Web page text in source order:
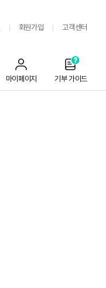
회원가입 고객센터
마이페이지 기부 가이드